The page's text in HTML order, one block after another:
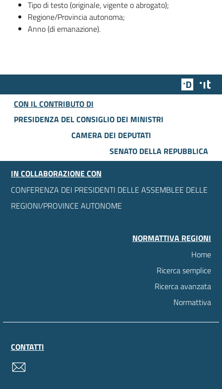
Tipo di testo (originale, vigente o abrogato);
Regione/Provincia autonoma;
Anno (di emanazione).
Team
CON IL CONTRIBUTO DI
PRESIDENZA DEL CONSIGLIO DEI MINISTRI
CAMERA DEI DEPUTATI
SENATO DELLA REPUBBLICA
IN COLLABORAZIONE CON
CONFERENZA DEI PRESIDENTI DELLE ASSEMBLEE DELLE
REGIONI/PROVINCE AUTONOME
NORMATTIVA REGIONI
Home
Ricerca semplice
Ricerca avanzata
Normattiva
CONTATTI